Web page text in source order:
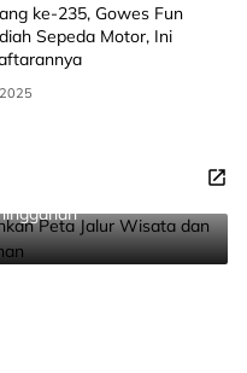
ke-235, Gowes Fun
Sepeda Motor, Ini
Peta Jalur Wisata